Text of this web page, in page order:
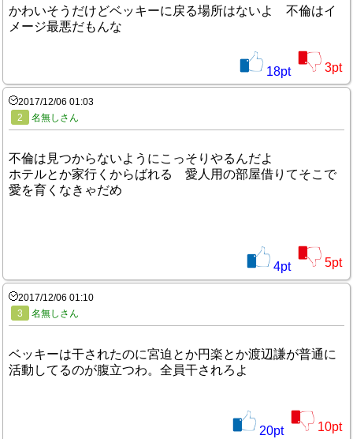
かわいそうだけどベッキーに戻る場所はないよ 不倫はイ
メージ最悪だもんな
18pt 3pt
2017/12/06 01:03
2
名無しさん
不倫は見つからないようにこっそりやるんだよ
ホテルとか家行くからばれる 愛人用の部屋借りてそこで
愛を育くなきゃだめ
4pt 5pt
2017/12/06 01:10
3
名無しさん
ベッキーは干されたのに宮迫とか円楽とか渡辺謙が普通に
活動してるのが腹立つわ。全員干されろよ
20pt 10pt